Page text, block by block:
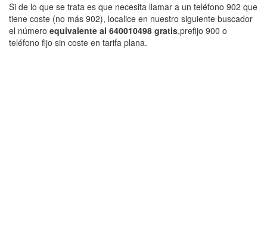
Si de lo que se trata es que necesita llamar a un teléfono 902 que
tiene coste (no más 902), localice en nuestro siguiente buscador
el número equivalente al 640010498 gratis,prefijo 900 o
teléfono fijo sin coste en tarifa plana.